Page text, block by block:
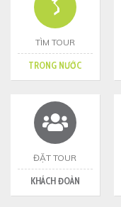
TÌM TOUR
TRONG NƯỚC
ĐẶT TOUR
KHÁCH ĐOÀN